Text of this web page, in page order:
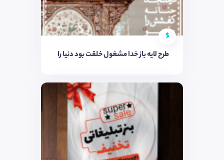
$
طرح لایه باز خدا مشغول خلقت بود دنیا را